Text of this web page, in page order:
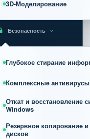
3D-Моделирование
Безопасность
Глубокое стирание
Комплексные антивирусы
Откат и восстановление
Windows
Резервное копирование
дисков